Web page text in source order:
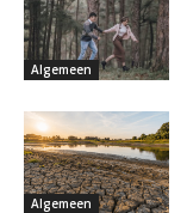
Algemeen
Algemeen